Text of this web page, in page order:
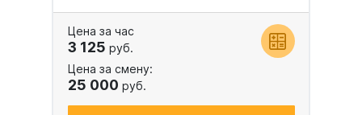
Цена за час
3 125 руб.
Цена за смену:
25 000 руб.